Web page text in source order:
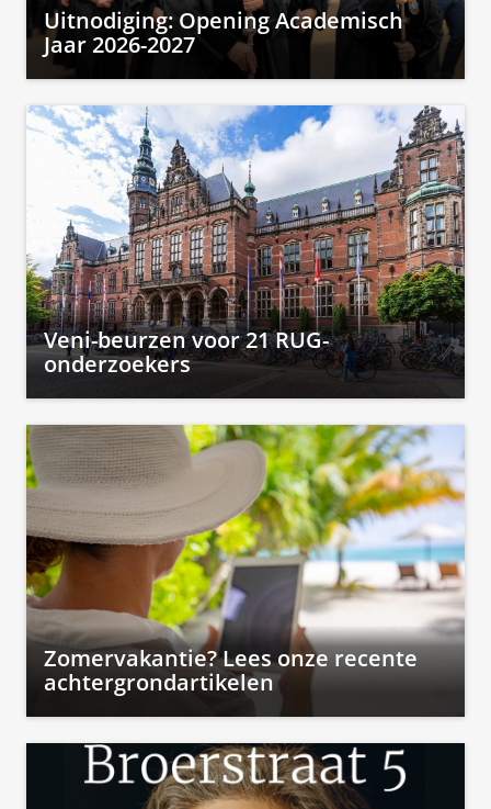
Uitnodiging: Opening Academisch
Jaar 2026-2027
Veni-beurzen voor 21 RUG-
onderzoekers
Zomervakantie? Lees onze recente
achtergrondartikelen